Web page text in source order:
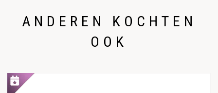
ANDEREN KOCHTEN
OOK